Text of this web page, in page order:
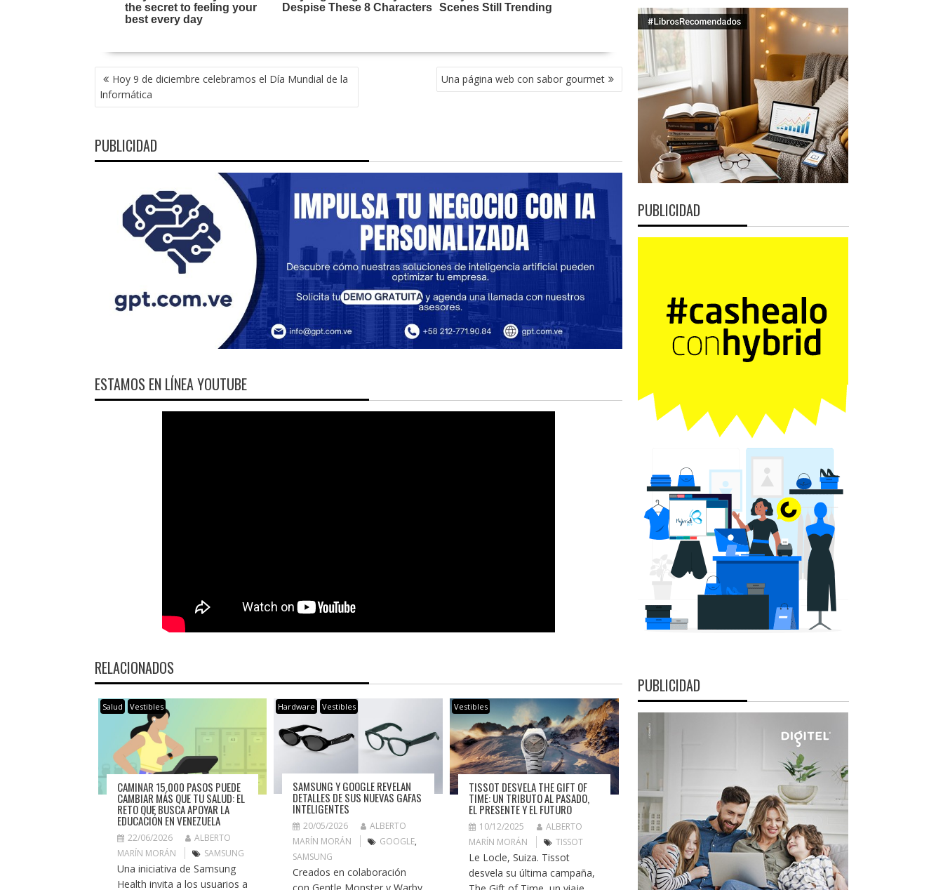
NAVEGACIÓN
DE
ENTRADAS
Hoy 9 de diciembre celebramos el Día Mundial de la
Informática
Una página web con sabor gourmet
PUBLICIDAD
ESTAMOS EN LÍNEA YOUTUBE
RELACIONADOS
Salud Vestibles
CAMINAR 15.000 PASOS PUEDE
CAMBIAR MÁS QUE TU SALUD: EL
RETO QUE BUSCA APOYAR LA
EDUCACIÓN EN VENEZUELA
22/06/2026
ALBERTO
MARÍN MORÁN
SAMSUNG
Una iniciativa de Samsung
Health invita a los usuarios a
Hardware Vestibles
SAMSUNG Y GOOGLE REVELAN
DETALLES DE SUS NUEVAS GAFAS
INTELIGENTES
20/05/2026
ALBERTO
MARÍN MORÁN
GOOGLE,
SAMSUNG
Creados en colaboración
Vestibles
TISSOT DESVELA THE GIFT OF
TIME: UN TRIBUTO AL PASADO,
EL PRESENTE Y EL FUTURO
10/12/2025
ALBERTO
MARÍN MORÁN
TISSOT
Le Locle, Suiza. Tissot
desvela su última campaña,
PUBLICIDAD
PUBLICIDAD